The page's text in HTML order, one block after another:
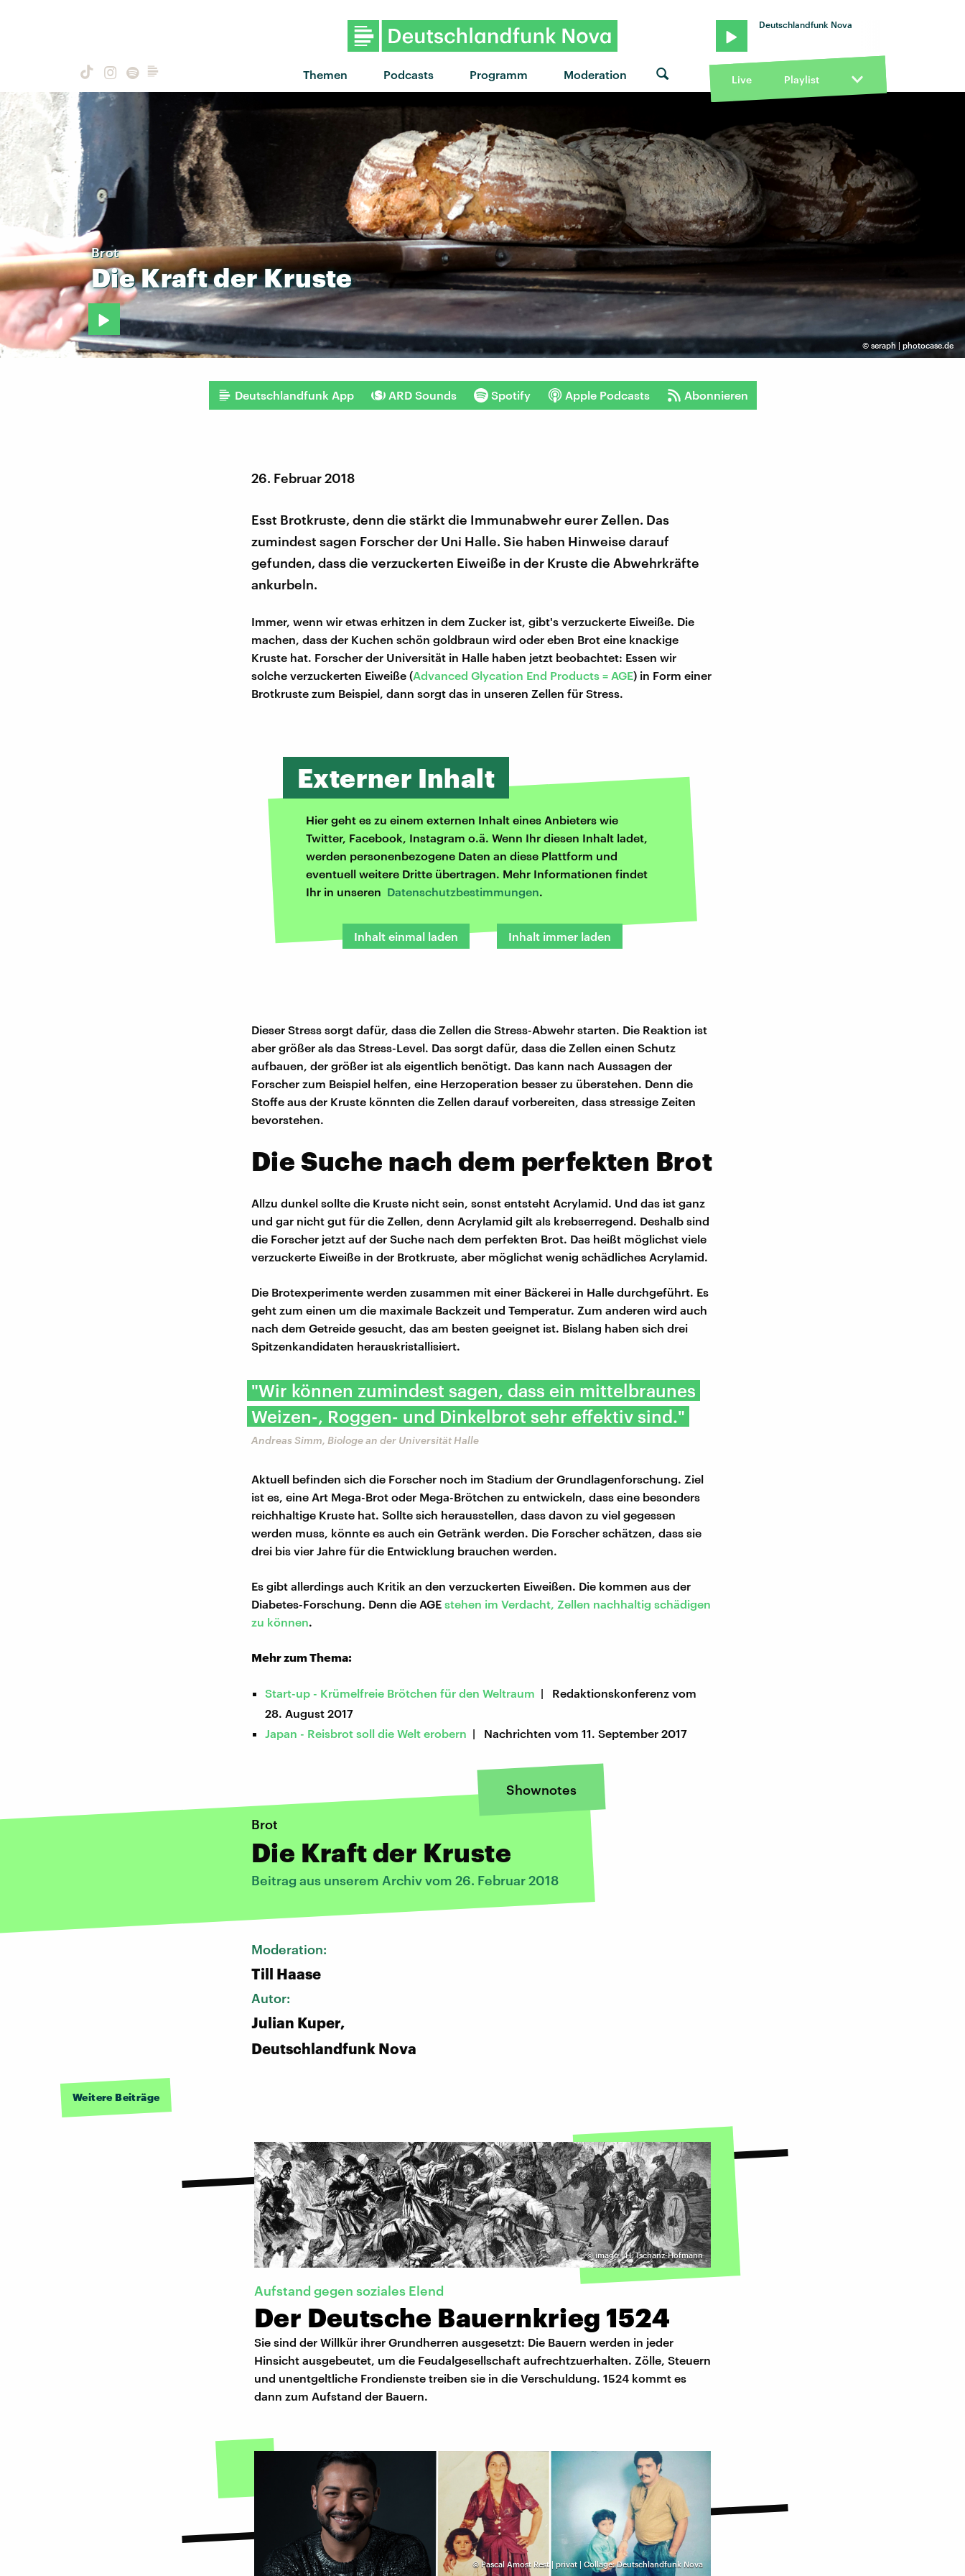
Themen Podcasts Programm Moderation
Deutschlandfunk Nova
Live Playlist
© seraph | photocase.de
Brot
DieKraftderKruste
Deutschlandfunk App ARD Sounds Spotify Apple Podcasts Abonnieren
26. Februar 2018
Esst Brotkruste, denn die stärkt die Immunabwehr eurer Zellen. Das
zumindest sagen Forscher der Uni Halle. Sie haben Hinweise darauf
gefunden, dass die verzuckerten Eiweiße in der Kruste die Abwehrkräfte
ankurbeln.
Immer, wenn wir etwas erhitzen in dem Zucker ist, gibt's verzuckerte Eiweiße. Die
machen, dass der Kuchen schön goldbraun wird oder eben Brot eine knackige
Kruste hat. Forscher der Universität in Halle haben jetzt beobachtet: Essen wir
solche verzuckerten Eiweiße (Advanced Glycation End Products = AGE) in Form einer
Brotkruste zum Beispiel, dann sorgt das in unseren Zellen für Stress.
Externer Inhalt
Hier geht es zu einem externen Inhalt eines Anbieters wie
Twitter, Facebook, Instagram o.ä. Wenn Ihr diesen Inhalt ladet,
werden personenbezogene Daten an diese Plattform und
eventuell weitere Dritte übertragen. Mehr Informationen findet
Ihr in unseren Datenschutzbestimmungen.
Inhalt einmal laden Inhalt immer laden
Dieser Stress sorgt dafür, dass die Zellen die Stress-Abwehr starten. Die Reaktion ist
aber größer als das Stress-Level. Das sorgt dafür, dass die Zellen einen Schutz
aufbauen, der größer ist als eigentlich benötigt. Das kann nach Aussagen der
Forscher zum Beispiel helfen, eine Herzoperation besser zu überstehen. Denn die
Stoffe aus der Kruste könnten die Zellen darauf vorbereiten, dass stressige Zeiten
bevorstehen.
Die Suche nach dem perfekten Brot
Allzu dunkel sollte die Kruste nicht sein, sonst entsteht Acrylamid. Und das ist ganz
und gar nicht gut für die Zellen, denn Acrylamid gilt als krebserregend. Deshalb sind
die Forscher jetzt auf der Suche nach dem perfekten Brot. Das heißt möglichst viele
verzuckerte Eiweiße in der Brotkruste, aber möglichst wenig schädliches Acrylamid.
Die Brotexperimente werden zusammen mit einer Bäckerei in Halle durchgeführt. Es
geht zum einen um die maximale Backzeit und Temperatur. Zum anderen wird auch
nach dem Getreide gesucht, das am besten geeignet ist. Bislang haben sich drei
Spitzenkandidaten herauskristallisiert.
"Wir können zumindest sagen, dass ein mittelbraunes
Weizen-, Roggen- und Dinkelbrot sehr effektiv sind."
Andreas Simm, Biologe an der Universität Halle
Aktuell befinden sich die Forscher noch im Stadium der Grundlagenforschung. Ziel
ist es, eine Art Mega-Brot oder Mega-Brötchen zu entwickeln, dass eine besonders
reichhaltige Kruste hat. Sollte sich herausstellen, dass davon zu viel gegessen
werden muss, könnte es auch ein Getränk werden. Die Forscher schätzen, dass sie
drei bis vier Jahre für die Entwicklung brauchen werden.
Es gibt allerdings auch Kritik an den verzuckerten Eiweißen. Die kommen aus der
Diabetes-Forschung. Denn die AGE stehen im Verdacht, Zellen nachhaltig schädigen
zu können.
Mehr zum Thema:
Start-up - Krümelfreie Brötchen für den Weltraum | Redaktionskonferenz vom
28. August 2017
Japan - Reisbrot soll die Welt erobern | Nachrichten vom 11. September 2017
Shownotes
Brot
Die Kraft der Kruste
Beitrag aus unserem Archiv vom 26. Februar 2018
Moderation:
Till Haase
Autor:
Julian Kuper,
Deutschlandfunk Nova
Weitere Beiträge
©imago | H. Tschanz-Hofmann
Aufstand gegen soziales Elend
Der Deutsche Bauernkrieg 1524
Sie sind der Willkür ihrer Grundherren ausgesetzt: Die Bauern werden in jeder
Hinsicht ausgebeutet, um die Feudalgesellschaft aufrechtzuerhalten. Zölle, Steuern
und unentgeltliche Frondienste treiben sie in die Verschuldung. 1524 kommt es
dann zum Aufstand der Bauern.
©Pascal Amost Rest | privat | Collage: Deutschlandfunk Nova